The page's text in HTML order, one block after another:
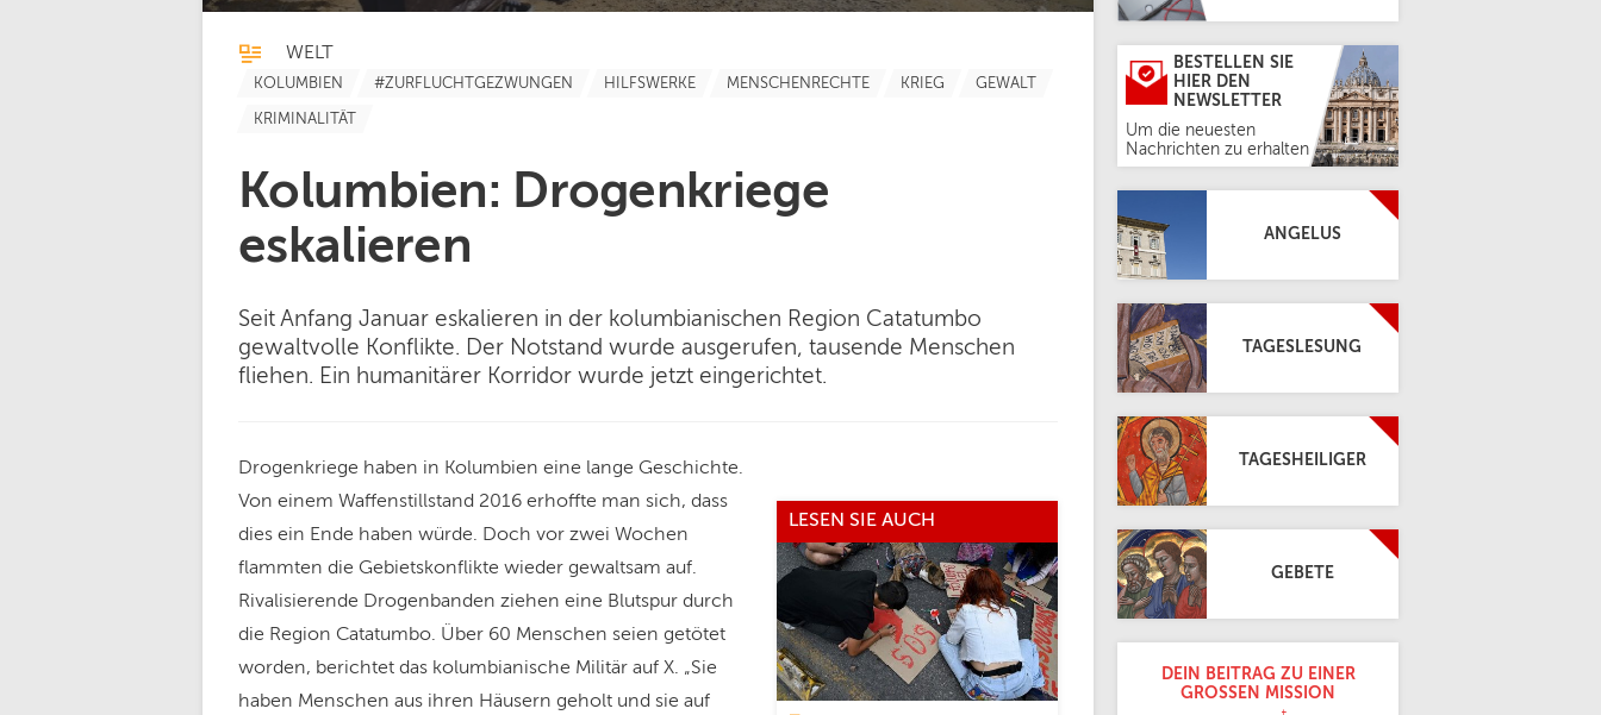
WELT
KOLUMBIEN #ZURFLUCHTGEZWUNGEN HILFSWERKE MENSCHENRECHTE KRIEG GEWALT
KRIMINALITÄT
Kolumbien: Drogenkriege
eskalieren
Seit Anfang Januar eskalieren in der kolumbianischen Region Catatumbo
gewaltvolle Konflikte. Der Notstand wurde ausgerufen, tausende Menschen
fliehen. Ein humanitärer Korridor wurde jetzt eingerichtet.
LESEN SIE AUCH
Drogenkriege haben in Kolumbien eine lange Geschichte.
Von einem Waffenstillstand 2016 erhoffte man sich, dass
dies ein Ende haben würde. Doch vor zwei Wochen
flammten die Gebietskonflikte wieder gewaltsam auf.
Rivalisierende Drogenbanden ziehen eine Blutspur durch
die Region Catatumbo. Über 60 Menschen seien getötet
worden, berichtet das kolumbianische Militär auf X. „Sie
haben Menschen aus ihren Häusern geholt und sie auf
BESTELLEN SIE
HIER DEN
NEWSLETTER
Um die neuesten
Nachrichten zu erhalten
ANGELUS
TAGESLESUNG
TAGESHEILIGER
GEBETE
DEIN BEITRAG ZU EINER
GROSSEN MISSION